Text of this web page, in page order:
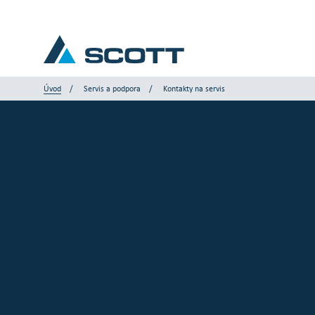
Úvod Servis a podpora Kontakty na servis